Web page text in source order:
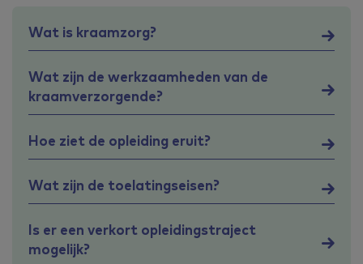
Wat is kraamzorg?
Wat zijn de werkzaamheden van de
kraamverzorgende?
Hoe ziet de opleiding eruit?
Wat zijn de toelatingseisen?
Is er een verkort opleidingstraject
mogelijk?